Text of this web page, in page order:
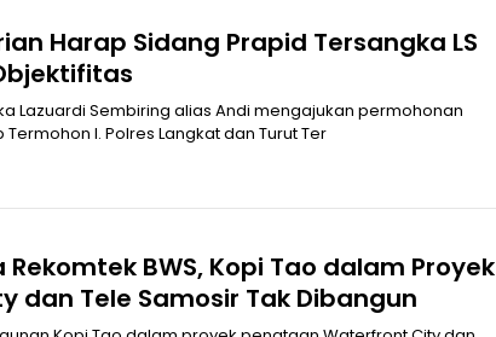
Harap Sidang Prapid Tersangka LS
Praperadilan terhadap Termohon I. Polres Langkat dan Turut Ter
Rekomtek BWS, Kopi Tao dalam Proyek
dan Tele Samosir Tak Dibangun